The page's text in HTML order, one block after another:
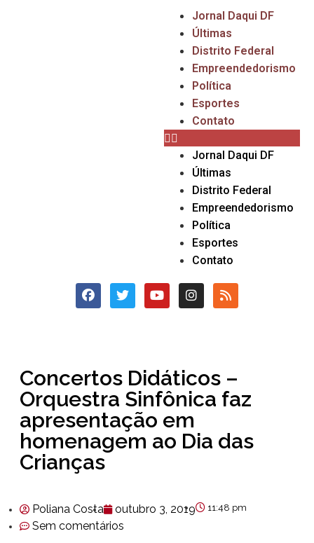
Jornal Daqui DF
Últimas
Distrito Federal
Empreendedorismo
Política
Esportes
Contato
Jornal Daqui DF
Últimas
Distrito Federal
Empreendedorismo
Política
Esportes
Contato
Concertos Didáticos –
Orquestra Sinfônica faz
apresentação em
homenagem ao Dia das
Crianças
Poliana Costa outubro 3, 2019 11:48 pm
Sem comentários